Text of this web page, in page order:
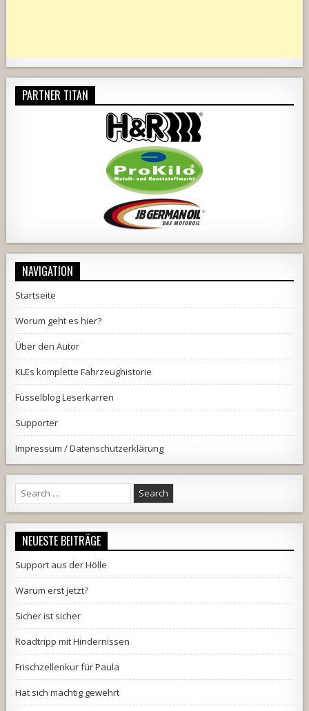
PARTNER TITAN
NAVIGATION
Startseite
Worum geht es hier?
Über den Autor
KLEs komplette Fahrzeughistorie
Fusselblog Leserkarren
Supporter
Impressum / Datenschutzerklärung
Search
for:
NEUESTE BEITRÄGE
Support aus der Hölle
Warum erst jetzt?
Sicher ist sicher
Roadtripp mit Hindernissen
Frischzellenkur für Paula
Hat sich mächtig gewehrt